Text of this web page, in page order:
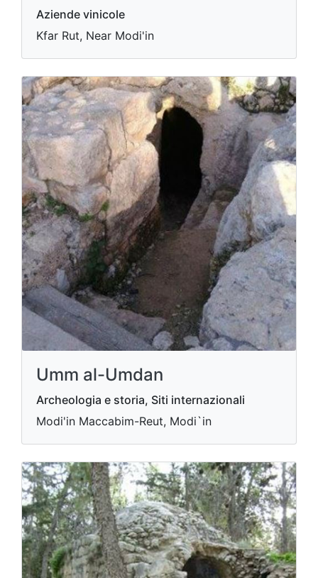
Aziende vinicole
Kfar Rut, Near Modi'in
Umm al-Umdan
Archeologia e storia, Siti internazionali
Modi'in Maccabim-Reut, Modi`in